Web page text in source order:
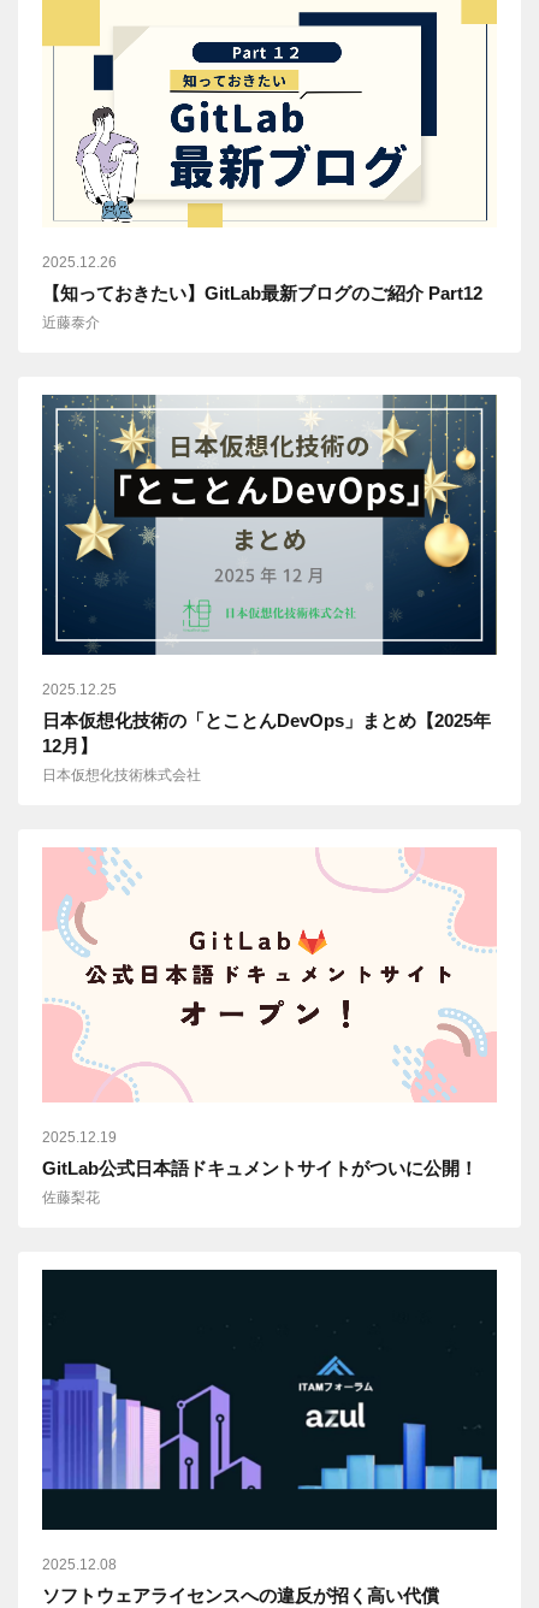
2025.12.26
【知っておきたい】GitLab最新ブログのご紹介 Part12
近藤泰介
2025.12.25
日本仮想化技術の「とことんDevOps」まとめ【2025年
12月】
日本仮想化技術株式会社
2025.12.19
GitLab公式日本語ドキュメントサイトがついに公開！
佐藤梨花
2025.12.08
ソフトウェアライセンスへの違反が招く高い代償